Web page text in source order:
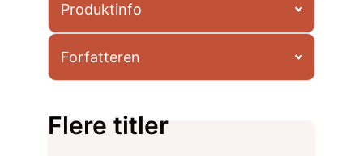
Produktinfo
Forfatteren
Flere titler